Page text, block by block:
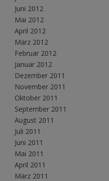
Juni 2012
Mai 2012
April 2012
März 2012
Februar 2012
Januar 2012
Dezember 2011
November 2011
Oktober 2011
September 2011
August 2011
Juli 2011
Juni 2011
Mai 2011
April 2011
März 2011